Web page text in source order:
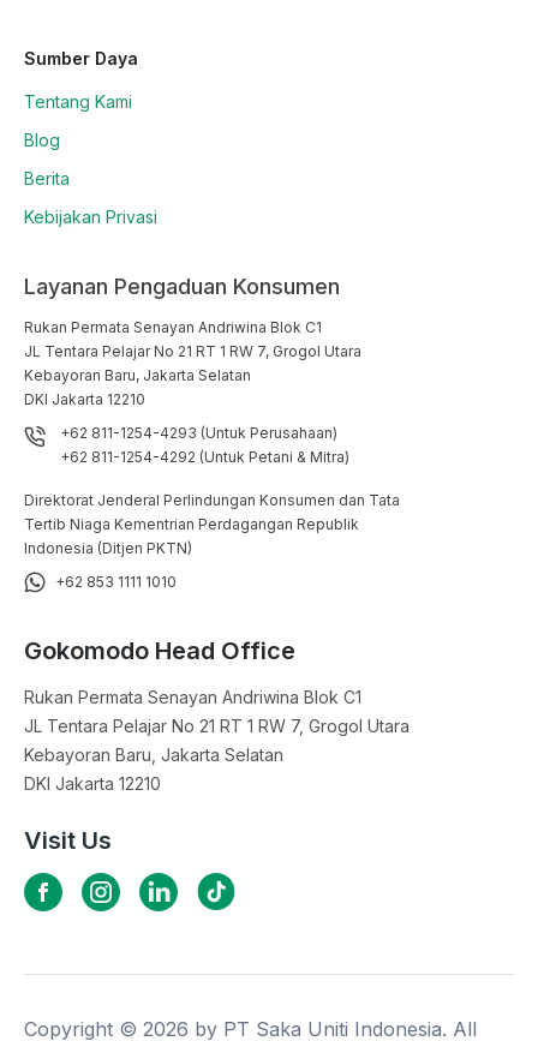
Sumber Daya
Tentang Kami
Blog
Berita
Kebijakan Privasi
Layanan Pengaduan Konsumen
Rukan Permata Senayan Andriwina Blok C1
JL Tentara Pelajar No 21 RT 1 RW 7, Grogol Utara
Kebayoran Baru, Jakarta Selatan
DKI Jakarta 12210
+62 811-1254-4293 (Untuk Perusahaan)
+62 811-1254-4292 (Untuk Petani & Mitra)
Direktorat Jenderal Perlindungan Konsumen dan Tata
Tertib Niaga Kementrian Perdagangan Republik
Indonesia (Ditjen PKTN)
+62 853 1111 1010
Gokomodo Head Office
Rukan Permata Senayan Andriwina Blok C1
JL Tentara Pelajar No 21 RT 1 RW 7, Grogol Utara
Kebayoran Baru, Jakarta Selatan
DKI Jakarta 12210
Visit Us
Copyright © 2026 by PT Saka Uniti Indonesia. All